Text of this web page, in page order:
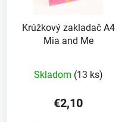
Krúžkový zakladač A4
Mia and Me
Skladom (13 ks)
€2,10